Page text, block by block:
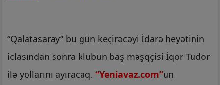
“Qalatasaray” bu gün keçirəcəyi İdarə heyətinin
iclasından sonra klubun baş məşqçisi İqor Tudor
ilə yollarını ayıracaq. “Yeniavaz.com”un